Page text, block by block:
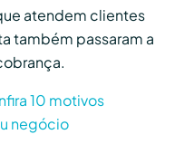
atendem clientes
também passaram a
10 motivos
negócio